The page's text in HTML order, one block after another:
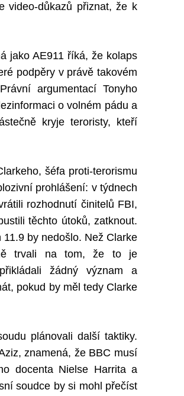
video-důkazů přiznat, že k
jako AE911 říká, že kolaps
podpěry v právě takovém
argumentací Tonyho
o volném pádu a
kryje teroristy, kteří
šéfa proti-terorismu
prohlášení: v týdnech
rozhodnutí činitelů FBI,
těchto útoků, zatknout.
by nedošlo. Než Clarke
trvali na tom, že to je
žádný význam a
pokud by měl tedy Clarke
plánovali další taktiky.
znamená, že BBC musí
docenta Nielse Harrita a
soudce by si mohl přečíst